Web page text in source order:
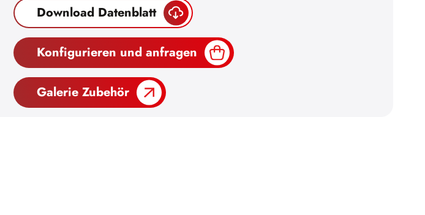
Download Datenblatt
Konfigurieren und anfragen
Galerie Zubehör